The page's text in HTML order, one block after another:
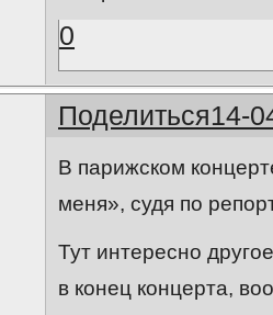
0
Поделиться14-
В парижском
меня», судя по
Тут интересно
в конец концерта,